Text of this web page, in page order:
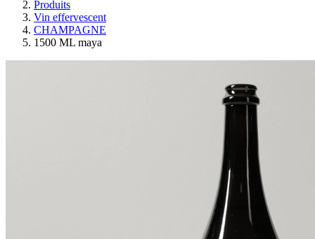
Produits
Vin effervescent
CHAMPAGNE
1500 ML maya